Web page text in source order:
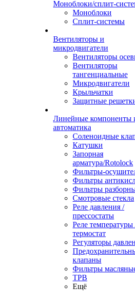
Моноблоки/сплит-
Моноблоки
Сплит-системы
Вентиляторы и
микродвигатели
Вентиляторы
Вентиляторы
тангенциальные
Микродвигатели
Крыльчатки
Защитные
Линейные компоненты
автоматика
Соленоидные
Катушки
Запорная
арматура/Rotolock
Фильтры-
Фильтры
Фильтры
Смотровые стекла
Реле давления /
прессостаты
Реле температуры
термостат
Регуляторы
клапаны
Фильтры
ТРВ
Ещё